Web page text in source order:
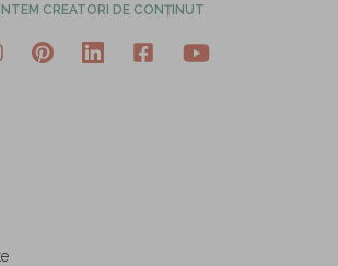
CREATORI DE CONȚINUT